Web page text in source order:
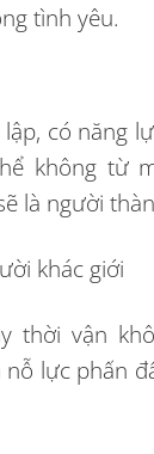
tình yêu.
có năng
không từ
là người
khác giới
thời vận
lực phấn